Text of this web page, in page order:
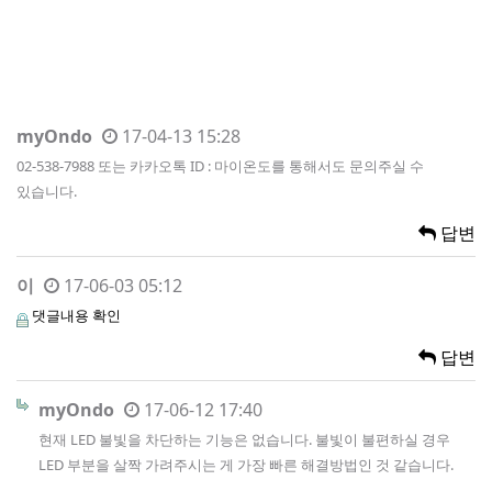
myOndo 17-04-13 15:28
02-538-7988 또는 카카오톡 ID : 마이온도를 통해서도 문의주실 수
있습니다.
답변
이 17-06-03 05:12
댓글내용 확인
답변
myOndo 17-06-12 17:40
현재 LED 불빛을 차단하는 기능은 없습니다. 불빛이 불편하실 경우
LED 부분을 살짝 가려주시는 게 가장 빠른 해결방법인 것 같습니다.